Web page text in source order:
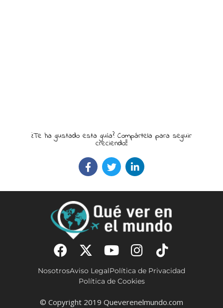
¿Te ha gustado esta guía? Compártela para seguir
creciendo!!
NosotrosAviso LegalPolítica de Privacidad
Política de Cookies
© Copyright 2019 Queverenelmundo.com